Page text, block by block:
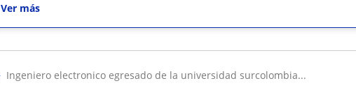
Ver más
ingeniero electronico egresado de la universidad surcolombia...